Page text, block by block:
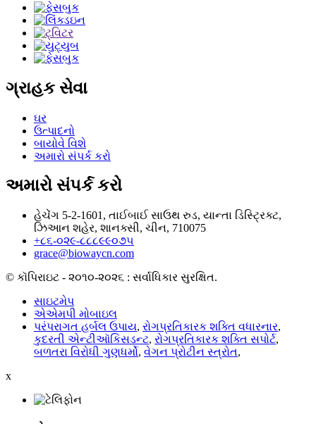
ગ્રાહક સેવા
ઘર
ઉત્પાદનો
બાયોવે વિશે
અમારો સંપર્ક કરો
અમારો સંપર્ક કરો
હેચેંગ 5-2-1601, તાઈબાઈ સાઉથ રુડ, યાન્તા ડિસ્ટ્રિક્ટ,
ઝિઆન શહેર, શાનક્સી, ચીન, 710075
+૮૬-૦૨૯-૮૮૮૯૯૦૭૫
grace@biowaycn.com
© કૉપિરાઇટ - ૨૦૧૦-૨૦૨૬ : સર્વાધિકાર સુરક્ષિત.
સાઇટમેપ
એએમપી મોબાઇલ
પરંપરાગત હર્બલ ઉપાય, રોગપ્રતિકારક શક્તિ વધારનાર,
કુદરતી એન્ટીઑકિસડન્ટ, રોગપ્રતિકારક શક્તિ સપોર્ટ,
બળતરા વિરોધી ગુણધર્મો, વેગન પ્રોટીન સ્ત્રોત,
x